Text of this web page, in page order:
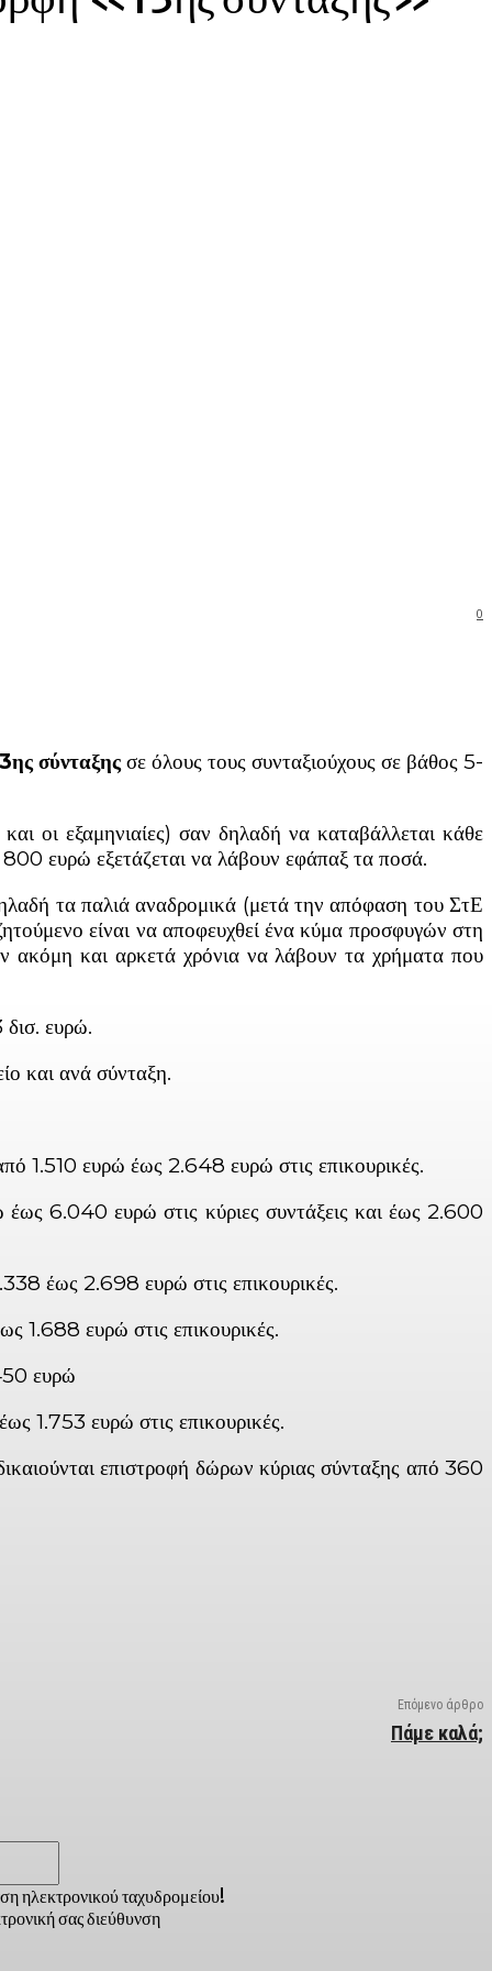
0
σύνταξηςσε όλους τους συνταξιούχους σε βάθος 5-
και οι εξαμηνιαίες) σαν δηλαδή να καταβάλλεται κάθε
ευρώ εξετάζεται να λάβουν εφάπαξ τα ποσά.
τα παλιά αναδρομικά (μετά την απόφαση του ΣτΕ
είναι να αποφευχθεί ένα κύμα προσφυγών στη
ακόμη και αρκετά χρόνια να λάβουν τα χρήματα που
δισ. ευρώ.
και ανά σύνταξη.
1.510 ευρώ έως 2.648 ευρώ στις επικουρικές.
6.040 ευρώ στις κύριες συντάξεις και έως 2.600
έως 2.698 ευρώ στις επικουρικές.
1.688 ευρώ στις επικουρικές.
ευρώ
1.753 ευρώ στις επικουρικές.
επιστροφή δώρων κύριας σύνταξης από 360
Επόμενο άρθρο
Πάμε καλά;
ηλεκτρονικού ταχυδρομείου!
σας διεύθυνση